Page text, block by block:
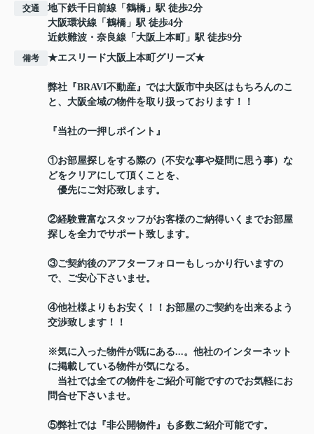
交通 地下鉄千日前線 「 鶴橋 」駅 徒歩2分
大阪環状線 「 鶴橋 」駅 徒歩4分
近鉄難波・奈良線 「 大阪上本町 」駅 徒歩9分
備考 ★エスリード大阪上本町グリーズ★
弊社『BRAVI不動産』では大阪市中央区はもちろんのこ
と、大阪全域の物件を取り扱っております！！
『当社の一押しポイント』
①お部屋探しをする際の（不安な事や疑問に思う事）な
どをクリアにして頂くことを、
優先にご対応致します。
②経験豊富なスタッフがお客様のご納得いくまでお部屋
探しを全力でサポート致します。
③ご契約後のアフターフォローもしっかり行いますの
で、ご安心下さいませ。
④他社様よりもお安く！！お部屋のご契約を出来るよう
交渉致します！！
※気に入った物件が既にある...。他社のインターネット
に掲載している物件が気になる。
当社では全ての物件をご紹介可能ですのでお気軽にお
問合せ下さいませ。
⑤弊社では『非公開物件』も多数ご紹介可能です。